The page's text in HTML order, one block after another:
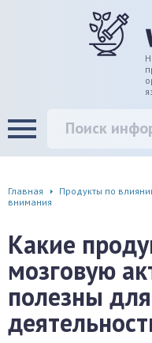
Главная Продукты по
внимания
Какие
мозговую
полезны
ЖКТ
система
сужение сосудов
от депрессии и